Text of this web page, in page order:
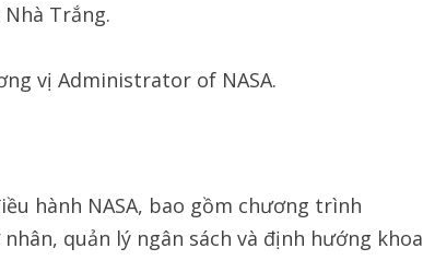
Trắng.
vị Administrator of NASA.
hành NASA, bao gồm chương trình
quản lý ngân sách và định hướng khoa